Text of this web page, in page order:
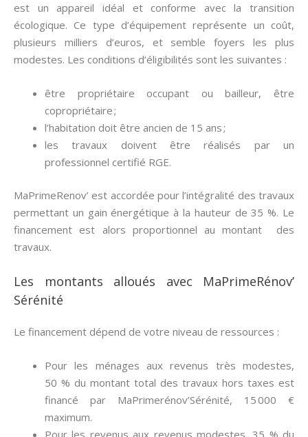
est un appareil idéal et conforme avec la transition
écologique. Ce type d’équipement représente un coût,
plusieurs milliers d’euros, et semble foyers les plus
modestes. Les conditions d’éligibilités sont les suivantes :
être propriétaire occupant ou bailleur, être
copropriétaire ;
l’habitation doit être ancien de 15 ans ;
les travaux doivent être réalisés par un
professionnel certifié RGE.
MaPrimeRenov’ est accordée pour l’intégralité des travaux
permettant un gain énergétique à la hauteur de 35 %. Le
financement est alors proportionnel au montant des
travaux.
Les montants alloués avec MaPrimeRénov’
Sérénité
Le financement dépend de votre niveau de ressources :
Pour les ménages aux revenus très modestes,
50 % du montant total des travaux hors taxes est
financé par MaPrimerénov’Sérénité, 15 000 €
maximum.
Pour les revenus aux revenus modestes, 35 % du